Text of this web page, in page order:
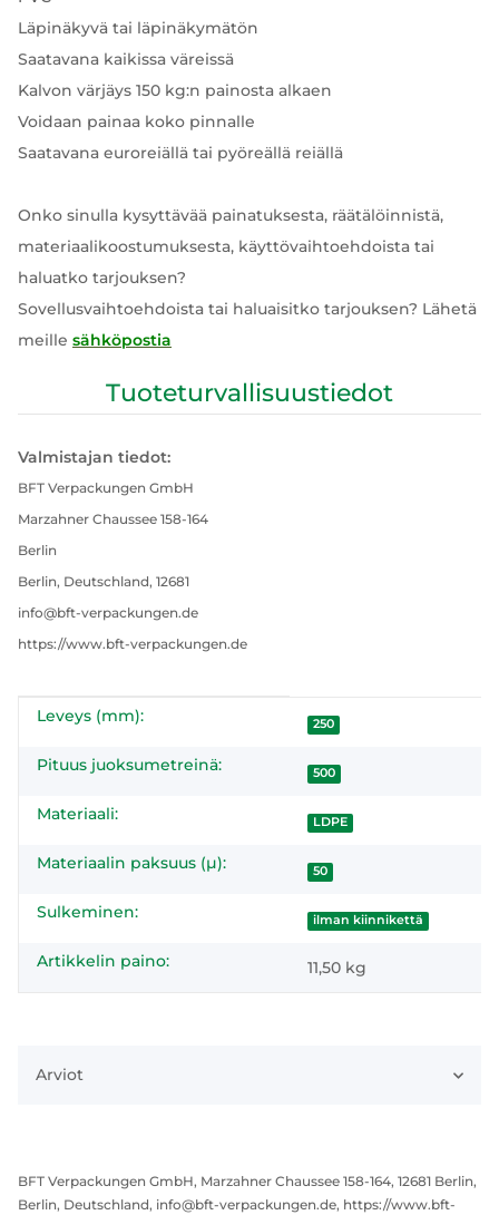
Läpinäkyvä tai läpinäkymätön
Saatavana kaikissa väreissä
Kalvon värjäys 150 kg:n painosta alkaen
Voidaan painaa koko pinnalle
Saatavana euroreiällä tai pyöreällä reiällä
Onko sinulla kysyttävää painatuksesta, räätälöinnistä,
materiaalikoostumuksesta, käyttövaihtoehdoista tai
haluatko tarjouksen?
Sovellusvaihtoehdoista tai haluaisitko tarjouksen? Lähetä
meille sähköpostia
Tuoteturvallisuustiedot
Valmistajan tiedot:
BFT Verpackungen GmbH
Marzahner Chaussee 158-164
Berlin
Berlin, Deutschland, 12681
info@bft-verpackungen.de
https://www.bft-verpackungen.de
#productDetails.itemInformation#
#productDetails.itemValue#
Leveys (mm): 250
Pituus juoksumetreinä: 500
Materiaali: LDPE
Materiaalin paksuus (µ): 50
Sulkeminen: ilman kiinnikettä
Artikkelin paino: 11,50 kg
Arviot
BFT Verpackungen GmbH, Marzahner Chaussee 158-164, 12681 Berlin,
Berlin, Deutschland, info@bft-verpackungen.de, https://www.bft-